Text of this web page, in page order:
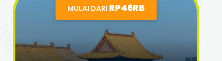
MULAI DARI RP46RB